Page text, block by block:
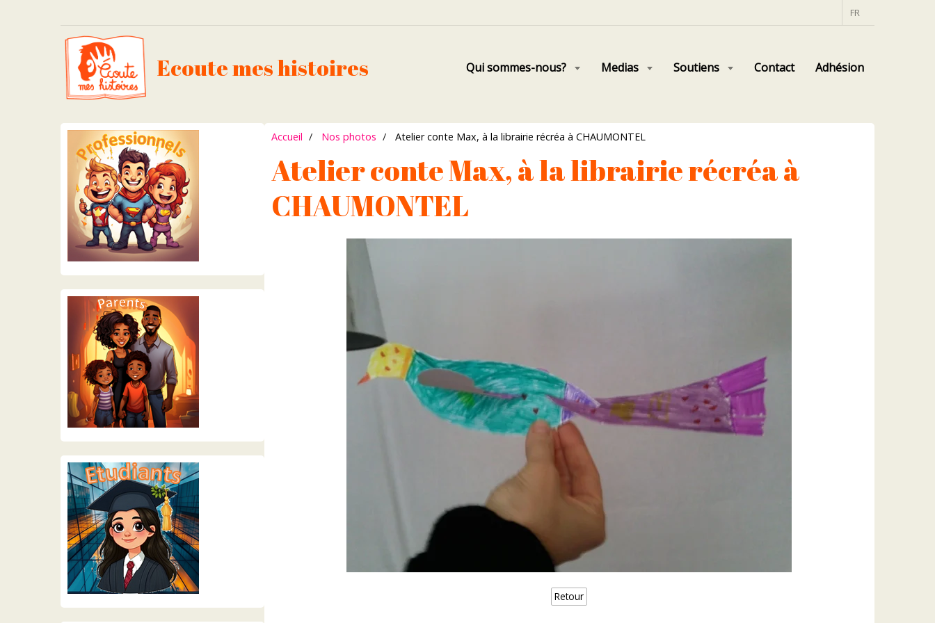
Ecoute mes histoires Qui sommes-nous? Medias Soutiens Contact Adhésion
FR
Accueil Nos photos Atelier conte Max, à la librairie récréa à CHAUMONTEL
Atelier conte Max, à la librairie récréa à
CHAUMONTEL
Retour